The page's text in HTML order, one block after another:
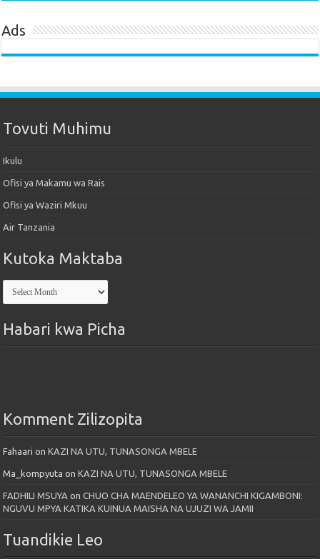
Ads
Tovuti Muhimu
Ikulu
Ofisi ya Makamu wa Rais
Ofisi ya Waziri Mkuu
Air Tanzania
Kutoka Maktaba
Kutoka
Maktaba
Habari kwa Picha
Komment Zilizopita
Fahaari onKAZI NA UTU, TUNASONGA MBELE
Ma_kompyuta onKAZI NA UTU, TUNASONGA MBELE
FADHILI MSUYA onCHUO CHA MAENDELEO YA WANANCHI KIGAMBONI:
NGUVU MPYA KATIKA KUINUA MAISHA NA UJUZI WA JAMII
Tuandikie Leo